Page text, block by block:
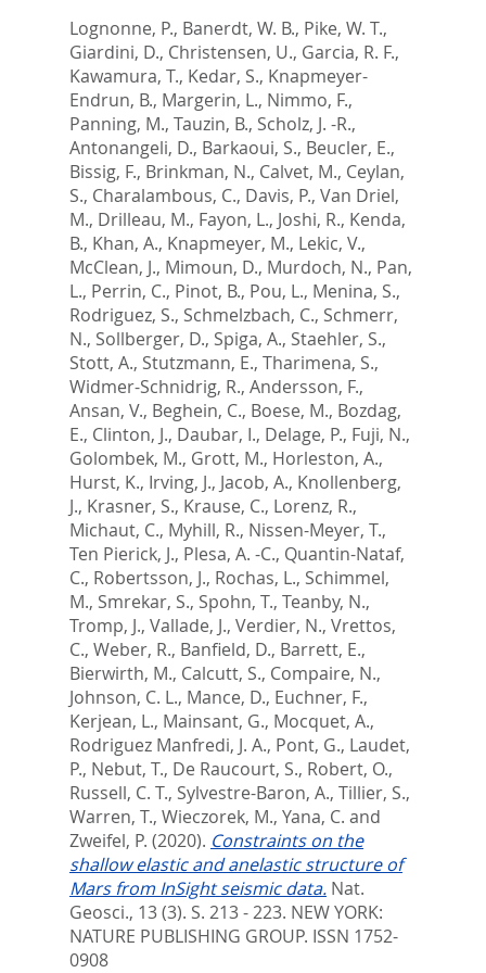
Lognonne, P., Banerdt, W. B., Pike, W. T.,
Giardini, D., Christensen, U., Garcia, R. F.,
Kawamura, T., Kedar, S., Knapmeyer-
Endrun, B., Margerin, L., Nimmo, F.,
Panning, M., Tauzin, B., Scholz, J. -R.,
Antonangeli, D., Barkaoui, S., Beucler, E.,
Bissig, F., Brinkman, N., Calvet, M., Ceylan,
S., Charalambous, C., Davis, P., Van Driel,
M., Drilleau, M., Fayon, L., Joshi, R., Kenda,
B., Khan, A., Knapmeyer, M., Lekic, V.,
McClean, J., Mimoun, D., Murdoch, N., Pan,
L., Perrin, C., Pinot, B., Pou, L., Menina, S.,
Rodriguez, S., Schmelzbach, C., Schmerr,
N., Sollberger, D., Spiga, A., Staehler, S.,
Stott, A., Stutzmann, E., Tharimena, S.,
Widmer-Schnidrig, R., Andersson, F.,
Ansan, V., Beghein, C., Boese, M., Bozdag,
E., Clinton, J., Daubar, I., Delage, P., Fuji, N.,
Golombek, M., Grott, M., Horleston, A.,
Hurst, K., Irving, J., Jacob, A., Knollenberg,
J., Krasner, S., Krause, C., Lorenz, R.,
Michaut, C., Myhill, R., Nissen-Meyer, T.,
Ten Pierick, J., Plesa, A. -C., Quantin-Nataf,
C., Robertsson, J., Rochas, L., Schimmel,
M., Smrekar, S., Spohn, T., Teanby, N.,
Tromp, J., Vallade, J., Verdier, N., Vrettos,
C., Weber, R., Banfield, D., Barrett, E.,
Bierwirth, M., Calcutt, S., Compaire, N.,
Johnson, C. L., Mance, D., Euchner, F.,
Kerjean, L., Mainsant, G., Mocquet, A.,
Rodriguez Manfredi, J. A., Pont, G., Laudet,
P., Nebut, T., De Raucourt, S., Robert, O.,
Russell, C. T., Sylvestre-Baron, A., Tillier, S.,
Warren, T., Wieczorek, M., Yana, C. and
Zweifel, P. (2020). Constraints on the
shallow elastic and anelastic structure of
Mars from InSight seismic data. Nat.
Geosci., 13 (3). S. 213 - 223. NEW YORK:
NATURE PUBLISHING GROUP. ISSN 1752-
0908